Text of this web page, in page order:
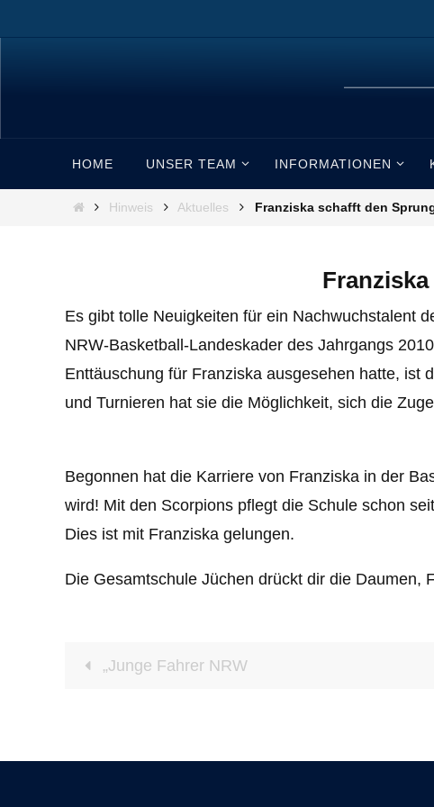
Inhalt
springen
HOME UNSER TEAM INFORMATIONEN
StartHinweis Aktuelles Franziska schafft den
Es gibt tolle Neuigkeiten für ein Nachwuchstalent
NRW-Basketball-Landeskader des Jahrgangs
Enttäuschung für Franziska ausgesehen hatte, ist
und Turnieren hat sie die Möglichkeit, sich die
Begonnen hat die Karriere von Franziska in der
wird! Mit den Scorpions pflegt die Schule schon
Dies ist mit Franziska gelungen.
Die Gesamtschule Jüchen drückt dir die Daumen,
„Junge Fahrer NRW